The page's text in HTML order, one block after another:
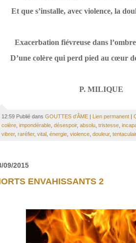
Et que s’installe, avec violence, la
Exacerbation fiévreuse dans
D’une colère qui perd pied au cœur
P. MILIQUE
12:59 Publié dans GOUTTES d'ÂME| Lien permanent|
colère, impondérable, désespoir, absolu, tristesse,
vibrer, raréfier, vital, énergie, violence, douleur,
09/2015
ENVAHISSANTS 2